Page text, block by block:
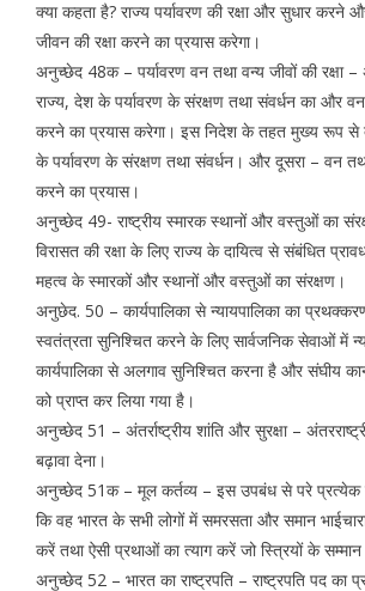
क्या कहता है? राज्य पर्यावरण की रक्षा और सुधार
जीवन की रक्षा करने का प्रयास करेगा।
अनुच्छेद 48क – पर्यावरण वन तथा वन्य जीवों की
राज्य, देश के पर्यावरण के संरक्षण तथा संवर्धन का और वन
करने का प्रयास करेगा। इस निदेश के तहत मुख्य रूप से
के पर्यावरण के संरक्षण तथा संवर्धन। और दूसरा – वन तथा
करने का प्रयास।
अनुच्छेद 49- राष्ट्रीय स्मारक स्थानों और वस्तुओं का
विरासत की रक्षा के लिए राज्य के दायित्व से संबंधित
महत्व के स्मारकों और स्थानों और वस्तुओं का संरक्षण।
अनुछेद. 50 – कार्यपालिका से न्यायपालिका का
स्वतंत्रता सुनिश्चित करने के लिए सार्वजनिक सेवाओं में
कार्यपालिका से अलगाव सुनिश्चित करना है और संघीय
को प्राप्त कर लिया गया है।
अनुच्छेद 51 – अंतर्राष्ट्रीय शांति और सुरक्षा –
बढ़ावा देना।
अनुच्छेद 51क – मूल कर्तव्य – इस उपबंध से परे प्रत्येक
कि वह भारत के सभी लोगों में समरसता और समान भाईचारा
करें तथा ऐसी प्रथाओं का त्याग करें जो स्त्रियों के
अनुच्छेद 52 – भारत का राष्ट्रपति – राष्ट्रपति पद का